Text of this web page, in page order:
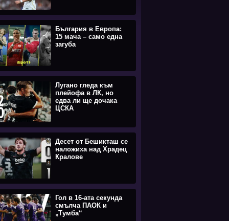
България в Европа:
15 мача – само една
загуба
Лугано гледа към
плейофа в ЛК, но
едва ли ще дочака
ЦСКА
Десет от Бешикташ се
наложиха над Храдец
Кралове
Гол в 16-ата секунда
смълча ПАОК и
„Тумба“